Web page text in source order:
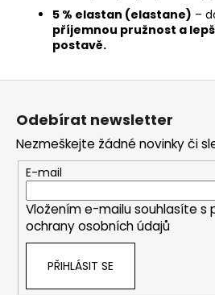
5 % elastan (elastane) –
příjemnou pružnost a
postavě.
Z
Odebírat newsletter
Nezmeškejte žádné novinky či
E-mail
Vložením e-mailu souhlasíte s
ochrany osobních údajů
PŘIHLÁSIT SE